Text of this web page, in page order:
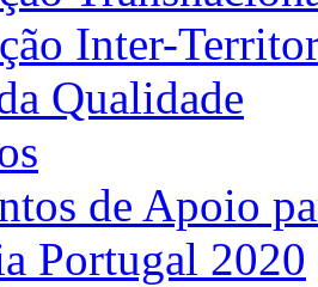
Inter-
Qualidade
de Apoio
Portugal 2020